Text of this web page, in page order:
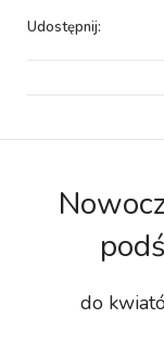
Udostępnij:
do